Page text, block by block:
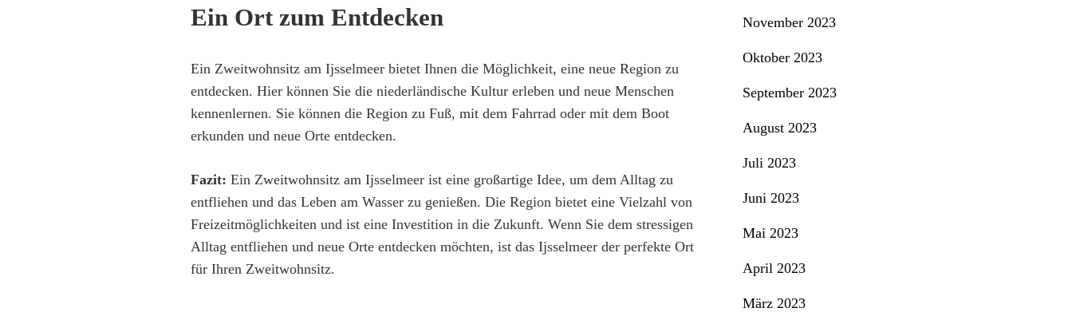
Ein Ort zum Entdecken
Ein Zweitwohnsitz am Ijsselmeer bietet Ihnen die Möglichkeit, eine neue Region zu
entdecken. Hier können Sie die niederländische Kultur erleben und neue Menschen
kennenlernen. Sie können die Region zu Fuß, mit dem Fahrrad oder mit dem Boot
erkunden und neue Orte entdecken.
Fazit: Ein Zweitwohnsitz am Ijsselmeer ist eine großartige Idee, um dem Alltag zu
entfliehen und das Leben am Wasser zu genießen. Die Region bietet eine Vielzahl von
Freizeitmöglichkeiten und ist eine Investition in die Zukunft. Wenn Sie dem stressigen
Alltag entfliehen und neue Orte entdecken möchten, ist das Ijsselmeer der perfekte Ort
für Ihren Zweitwohnsitz.
November 2023
Oktober 2023
September 2023
August 2023
Juli 2023
Juni 2023
Mai 2023
April 2023
März 2023